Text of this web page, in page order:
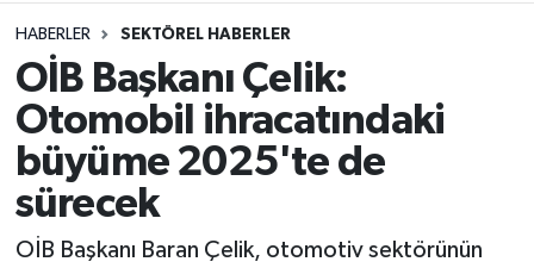
HABERLER SEKTÖREL HABERLER
OİB Başkanı Çelik:
Otomobil ihracatındaki
büyüme 2025'te de
sürecek
OİB Başkanı Baran Çelik, otomotiv sektörünün
Tüm Manşetler
Son Dakika Haberleri